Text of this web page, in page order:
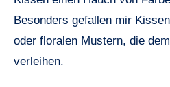
Besonders gefallen mir
oder floralen Mustern, die
verleihen.